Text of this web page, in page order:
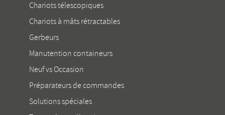
Chariots télescopiques
Chariots à mâts rétractables
Gerbeurs
Manutention containeurs
Neuf vs Occasion
Préparateurs de commandes
Solutions spéciales